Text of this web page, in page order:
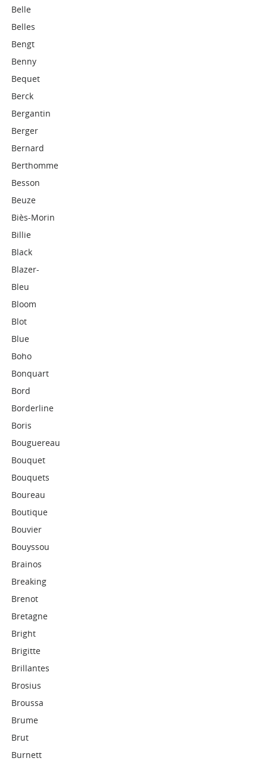
Belle
Belles
Bengt
Benny
Bequet
Berck
Bergantin
Berger
Bernard
Berthomme
Besson
Beuze
Biès-Morin
Billie
Black
Blazer-
Bleu
Bloom
Blot
Blue
Boho
Bonquart
Bord
Borderline
Boris
Bouguereau
Bouquet
Bouquets
Boureau
Boutique
Bouvier
Bouyssou
Brainos
Breaking
Brenot
Bretagne
Bright
Brigitte
Brillantes
Brosius
Broussa
Brume
Brut
Burnett